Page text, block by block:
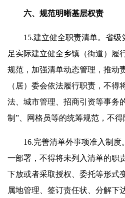
六、规范明晰基层权责
15.建立健全职责清单。省级
足实际建立健全乡镇（街道）履
规范，加强清单动态管理，推动
（居）委会依法履行职责，不得
法、城市管理、招商引资等事务
制”、网格员等的统筹规范，不得
16.完善清单外事项准入制度
一部署，不得将未列入清单的职
下放或者采取授权、委托等形式
属地管理、签订责任状、分解下